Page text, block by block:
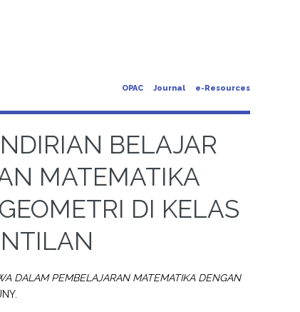
OPAC Journal e-Resources
BELAJAR
MATEMATIKA
DI KELAS
DALAM PEMBELAJARAN MATEMATIKA DENGAN